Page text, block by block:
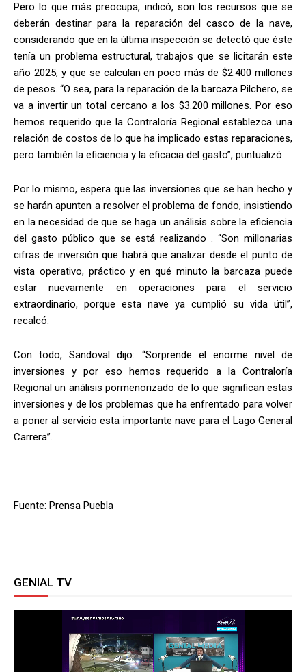
Pero lo que más preocupa, indicó, son los recursos que se
deberán destinar para la reparación del casco de la nave,
considerando que en la última inspección se detectó que éste
tenía un problema estructural, trabajos que se licitarán este
año 2025, y que se calculan en poco más de $2.400 millones
de pesos. “O sea, para la reparación de la barcaza Pilchero, se
va a invertir un total cercano a los $3.200 millones. Por eso
hemos requerido que la Contraloría Regional establezca una
relación de costos de lo que ha implicado estas reparaciones,
pero también la eficiencia y la eficacia del gasto”, puntualizó.
Por lo mismo, espera que las inversiones que se han hecho y
se harán apunten a resolver el problema de fondo, insistiendo
en la necesidad de que se haga un análisis sobre la eficiencia
del gasto público que se está realizando . “Son millonarias
cifras de inversión que habrá que analizar desde el punto de
vista operativo, práctico y en qué minuto la barcaza puede
estar nuevamente en operaciones para el servicio
extraordinario, porque esta nave ya cumplió su vida útil”,
recalcó.
Con todo, Sandoval dijo: “Sorprende el enorme nivel de
inversiones y por eso hemos requerido a la Contraloría
Regional un análisis pormenorizado de lo que significan estas
inversiones y de los problemas que ha enfrentado para volver
a poner al servicio esta importante nave para el Lago General
Carrera”.
Fuente: Prensa Puebla
GENIAL TV